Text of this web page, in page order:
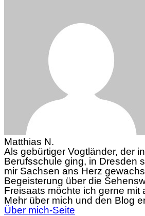
Matthias N.
Als gebürtiger Vogtländer, der
Berufsschule ging, in Dresden
mir Sachsen ans Herz
Begeisterung über die
Freisaats möchte ich gerne mit
Mehr über mich und den Blog
Über mich-Seite